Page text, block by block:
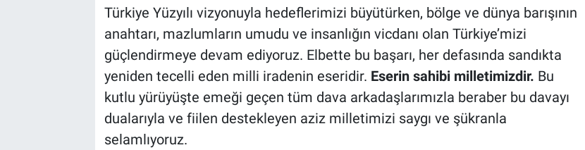
Türkiye Yüzyılı vizyonuyla hedeflerimizi büyütürken, bölge ve dünya barışının
anahtarı, mazlumların umudu ve insanlığın vicdanı olan Türkiye’mizi
güçlendirmeye devam ediyoruz. Elbette bu başarı, her defasında sandıkta
yeniden tecelli eden milli iradenin eseridir. Eserin sahibi milletimizdir. Bu
kutlu yürüyüşte emeği geçen tüm dava arkadaşlarımızla beraber bu davayı
dualarıyla ve fiilen destekleyen aziz milletimizi saygı ve şükranla
selamlıyoruz.